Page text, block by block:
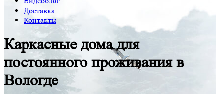
Доставка
Контакты
Каркасные дома для
постоянного проживания в
Вологде